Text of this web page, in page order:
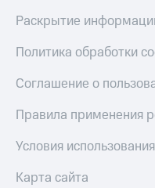
Раскрытие
Политика обработки
Соглашение о
Правила применения
Условия
Карта сайта